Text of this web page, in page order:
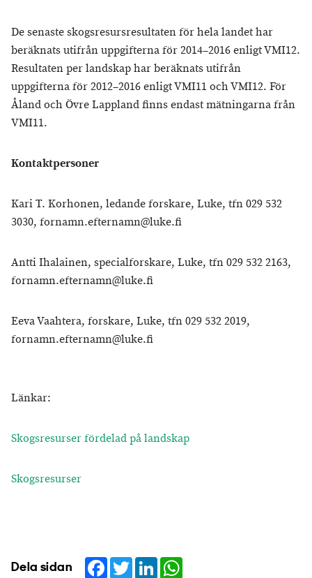
De senaste skogsresursresultaten för hela landet har
beräknats utifrån uppgifterna för 2014–2016 enligt VMI12.
Resultaten per landskap har beräknats utifrån
uppgifterna för 2012–2016 enligt VMI11 och VMI12. För
Åland och Övre Lappland finns endast mätningarna från
VMI11.
Kontaktpersoner
Kari T. Korhonen, ledande forskare, Luke, tfn 029 532
3030, fornamn.efternamn@luke.fi
Antti Ihalainen, specialforskare, Luke, tfn 029 532 2163,
fornamn.efternamn@luke.fi
Eeva Vaahtera, forskare, Luke, tfn 029 532 2019,
fornamn.efternamn@luke.fi
Länkar:
Skogsresurser fördelad på landskap
Skogsresurser
Dela sidan Facebook
TwitterLinkedIn